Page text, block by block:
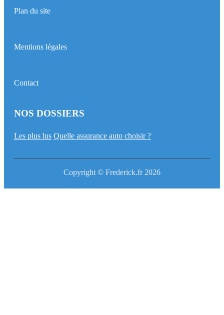
Plan du site
Mentions légales
Contact
NOS DOSSIERS
Les plus lus Quelle assurance auto choisir ?
Copyright © Frederick.fr 2026